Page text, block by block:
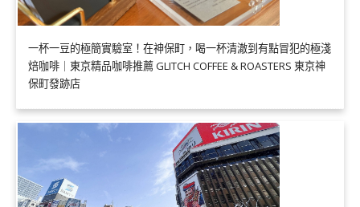
一杯一豆的極簡實驗室！在神保町，喝一杯清澈到有點冒犯的極淺
焙咖啡｜東京精品咖啡推薦 GLITCH COFFEE & ROASTERS 東京神
保町發跡店